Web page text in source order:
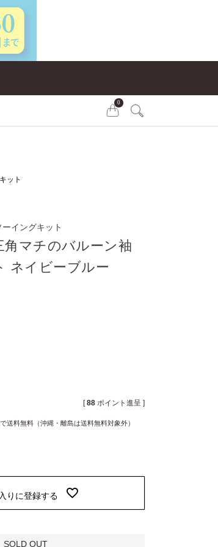
0
ット
イングキット
角マチのバルーン袖
ネイビーブルー
[ 88 ポイント進呈 ]
送料無料（沖縄・離島は送料無料対象外）
りに登録する
SOLD OUT